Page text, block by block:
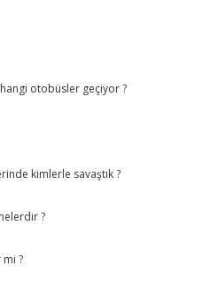
otobüsler geçiyor ?
kimlerle savaştık ?
?
mi ?